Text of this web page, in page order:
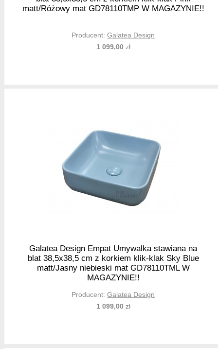
matt/Różowy mat GD78110TMP W MAGAZYNIE!!
Producent:Galatea Design
1 099,00zł
Galatea Design Empat Umywalka stawiana na
blat 38,5x38,5 cm z korkiem klik-klak Sky Blue
matt/Jasny niebieski mat GD78110TML W
MAGAZYNIE!!
Producent:Galatea Design
1 099,00zł